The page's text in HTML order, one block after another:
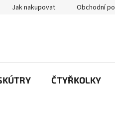
Jak nakupovat Obchodní
ČTYŘKOLKY